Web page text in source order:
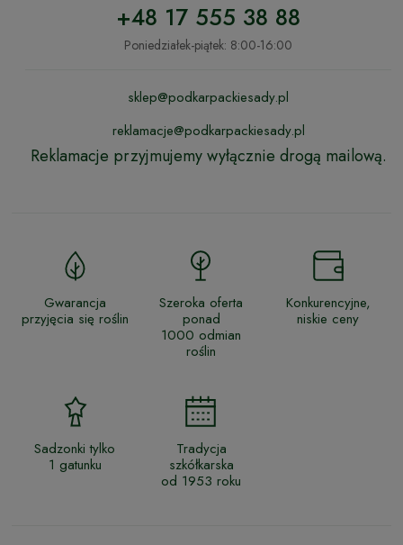
+48 17 555 38 88
Poniedziałek-piątek: 8:00-16:00
sklep@podkarpackiesady.pl
reklamacje@podkarpackiesady.pl
Reklamacje przyjmujemy wyłącznie drogą mailową.
Gwarancja
przyjęcia się roślin
Szeroka oferta
ponad
1000 odmian
roślin
Konkurencyjne,
niskie ceny
Sadzonki tylko
1 gatunku
Tradycja
szkółkarska
od 1953 roku